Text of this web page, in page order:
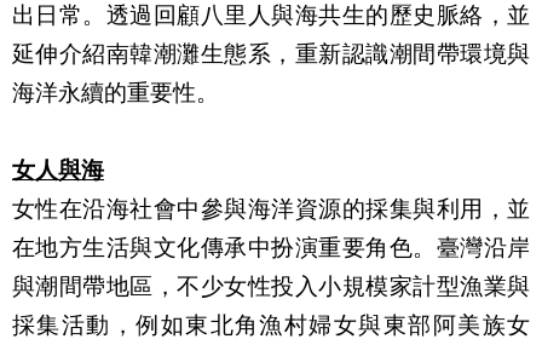
出日常。透過回顧八里人與海共生的歷史脈絡，並
延伸介紹南韓潮灘生態系，重新認識潮間帶環境與
海洋永續的重要性。
女人與海
女性在沿海社會中參與海洋資源的採集與利用，並
在地方生活與文化傳承中扮演重要角色。臺灣沿岸
與潮間帶地區，不少女性投入小規模家計型漁業與
採集活動，例如東北角漁村婦女與東部阿美族女